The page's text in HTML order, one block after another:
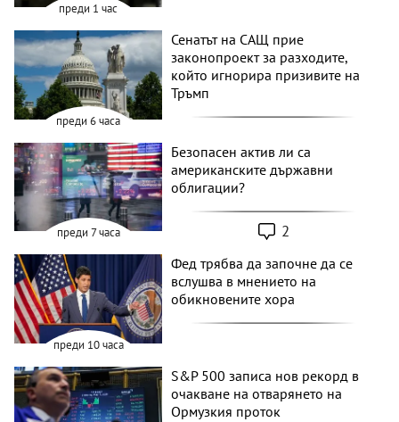
преди 1 час
преди 6 часа
Сенатът на САЩ прие
законопроект за разходите,
който игнорира призивите на
Тръмп
преди 7 часа
Безопасен актив ли са
американските държавни
облигации?
2
преди 10 часа
Фед трябва да започне да се
вслушва в мнението на
обикновените хора
S&P 500 записа нов рекорд в
очакване на отварянето на
Ормузкия проток